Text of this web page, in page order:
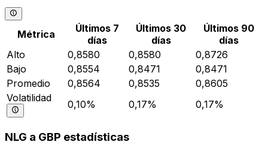
Métrica
Últimos 7
días
Últimos 30
días
Últimos 90
días
Alto
0,8580 0,8580
0,8726
Bajo
0,8554 0,8471
0,8471
Promedio
0,8564 0,8535
0,8605
Volatilidad
0,10% 0,17% 0,17%
NLG a GBP estadísticas